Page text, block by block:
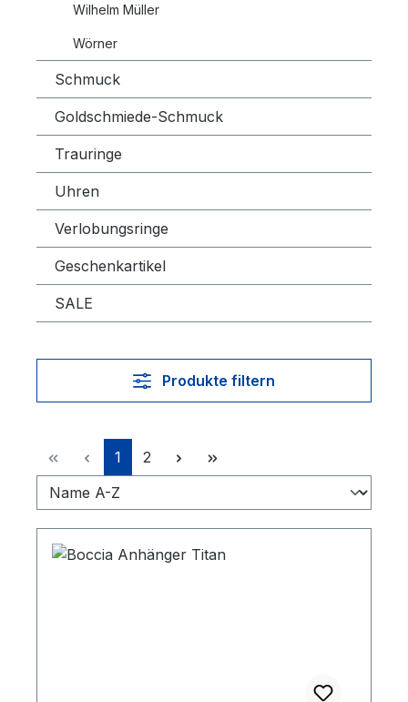
Wilhelm Müller
Wörner
Schmuck
Goldschmiede-Schmuck
Trauringe
Uhren
Verlobungsringe
Geschenkartikel
SALE
Produkte filtern
Seite
1 Seite
2